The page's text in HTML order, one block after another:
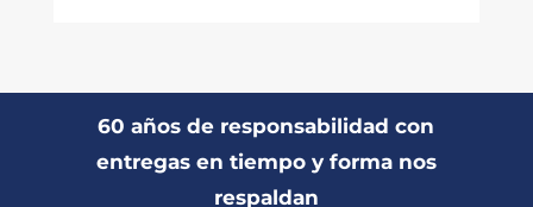
60 años de responsabilidad con
entregas en tiempo y forma nos
respaldan